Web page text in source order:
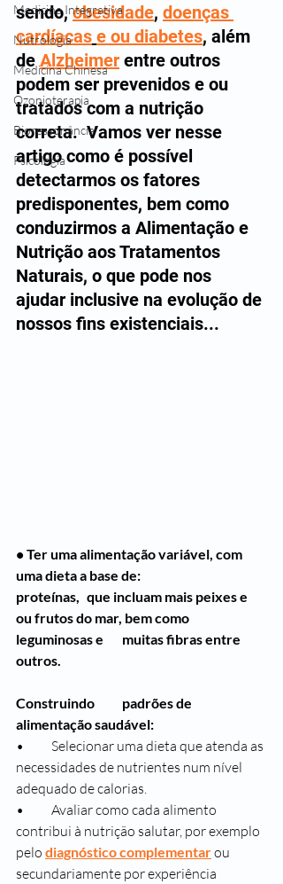
Medicina Integrativa
Nutrologia
Medicina Chinesa
Ozonioterapia
Bioressonância
Psicologia
sendo, obesidade, doenças
cardíacas e ou diabetes, além
de Alzheimer entre outros
podem ser prevenidos e ou
tratados com a nutrição
correta.  Vamos ver nesse
artigo como é possível
detectarmos os fatores
predisponentes, bem como
conduzirmos a Alimentação e
Nutrição aos Tratamentos
Naturais, o que pode nos
ajudar inclusive na evolução de
nossos fins existenciais...
• Ter uma alimentação variável, com
proteínas, 	que incluam mais peixes e
ou frutos do mar, bem como
leguminosas e 	muitas fibras entre
outros.
Construindo 	padrões de
alimentação saudável:
• 	Selecionar uma dieta que atenda as
necessidades de nutrientes num nível
adequado de calorias.
• 	Avaliar como cada alimento
contribui à nutrição salutar, por exemplo
pelo diagnóstico complementar ou
secundariamente por experiência